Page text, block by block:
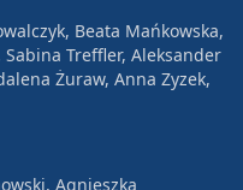
Beata Mańkowska,
Treffler, Aleksander
Żuraw, Anna Zyzek,
Agnieszka